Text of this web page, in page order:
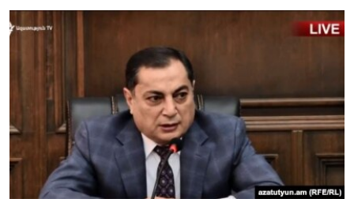
ՏԱՐԱԾԱՇՐՋԱՆ
ՍՊՈՐՏ
ՄԵԿՆԱԲԱՆՈՒԹՅՈՒՆ
ՏՏ ԵՒ ԻՆՏԵՐՆԵՏ
ԿՈՐՈՆԱՎԻՐՈՒՍ